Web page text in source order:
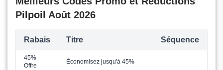
Pilpoil Août 2026
Rabais Titre Séquence
45%
Offre
Économisez jusqu'à 45%